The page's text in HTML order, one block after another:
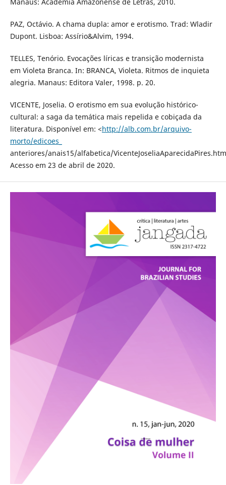
PAZ, Octávio. A chama dupla: amor e erotismo. Trad: Wladir
Dupont. Lisboa: Assírio&Alvim, 1994.
TELLES, Tenório. Evocações líricas e transição modernista
em Violeta Branca. In: BRANCA, Violeta. Ritmos de inquieta
alegria. Manaus: Editora Valer, 1998. p. 20.
VICENTE, Joselia. O erotismo em sua evolução histórico-
cultural: a saga da temática mais repelida e cobiçada da
literatura. Disponível em: <http://alb.com.br/arquivo-
morto/edicoes_
anteriores/anais15/alfabetica/
Acesso em 23 de abril de 2020.